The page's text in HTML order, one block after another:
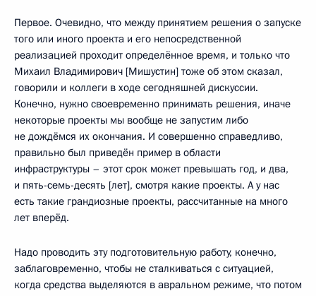
Первое. Очевидно, что между принятием решения о запуске
того или иного проекта и его непосредственной
реализацией проходит определённое время, и только что
Михаил Владимирович [Мишустин] тоже об этом сказал,
говорили и коллеги в ходе сегодняшней дискуссии.
Конечно, нужно своевременно принимать решения, иначе
некоторые проекты мы вообще не запустим либо
не дождёмся их окончания. И совершенно справедливо,
правильно был приведён пример в области
инфраструктуры – этот срок может превышать год, и два,
и пять-семь-десять [лет], смотря какие проекты. А у нас
есть такие грандиозные проекты, рассчитанные на много
лет вперёд.
Надо проводить эту подготовительную работу, конечно,
заблаговременно, чтобы не сталкиваться с ситуацией,
когда средства выделяются в авральном режиме, что потом